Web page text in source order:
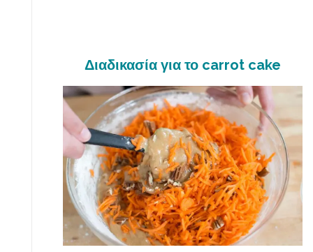
Διαδικασία για το carrot cake